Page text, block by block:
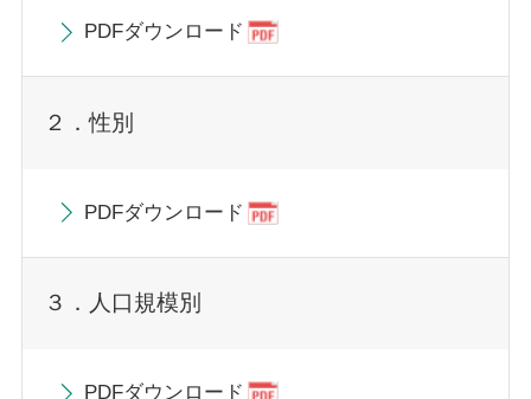
PDFダウンロード
２．性別
PDFダウンロード
３．人口規模別
PDFダウンロード